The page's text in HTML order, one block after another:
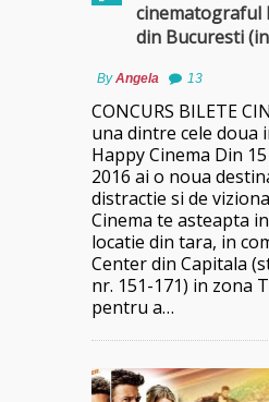
cinematograful
din Bucuresti
ByAngela 13
CONCURS BILETE
una dintre cele doua
Happy Cinema Din
2016 ai o noua
distractie si de
Cinema te asteapta
locatie din tara, in
Center din Capitala
nr. 151-171) in zona
pentru a…